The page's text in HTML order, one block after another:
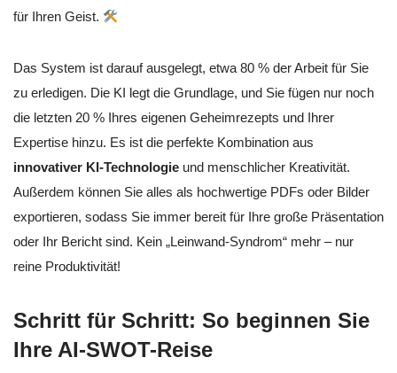
für Ihren Geist.
Das System ist darauf ausgelegt, etwa 80 % der Arbeit für Sie
zu erledigen. Die KI legt die Grundlage, und Sie fügen nur noch
die letzten 20 % Ihres eigenen Geheimrezepts und Ihrer
Expertise hinzu. Es ist die perfekte Kombination aus
innovativer KI-Technologie und menschlicher Kreativität.
Außerdem können Sie alles als hochwertige PDFs oder Bilder
exportieren, sodass Sie immer bereit für Ihre große Präsentation
oder Ihr Bericht sind. Kein „Leinwand-Syndrom“ mehr – nur
reine Produktivität!
Schritt für Schritt: So beginnen Sie
Ihre AI-SWOT-Reise